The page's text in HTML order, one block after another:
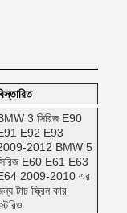
3 সিরিজ E90
E92 E93
2012 BMW 5
E60 E61 E63
2009-2010 এর
টাচ স্ক্রিন কার